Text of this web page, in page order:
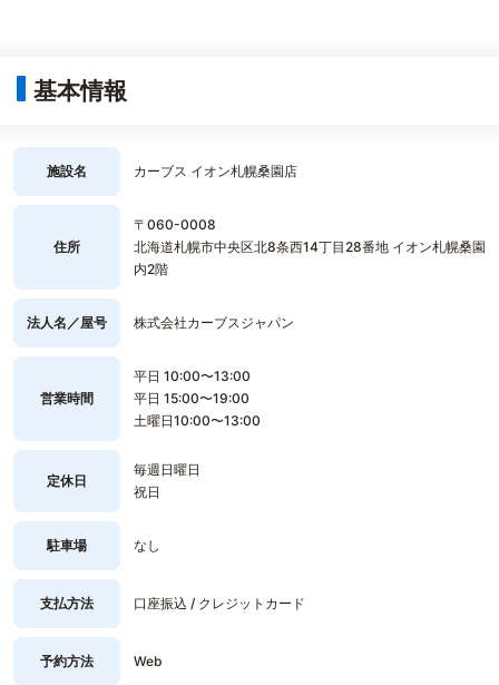
基本情報
施設名 カーブス イオン札幌桑園店
住所
〒060-0008
北海道札幌市中央区北8条西14丁目28番地 イオン札幌桑園
内2階
法人名／屋号 株式会社カーブスジャパン
営業時間
平日 10:00〜13:00
平日 15:00〜19:00
土曜日10:00〜13:00
定休日
毎週日曜日
祝日
駐車場 なし
支払方法 口座振込 / クレジットカード
予約方法 Web